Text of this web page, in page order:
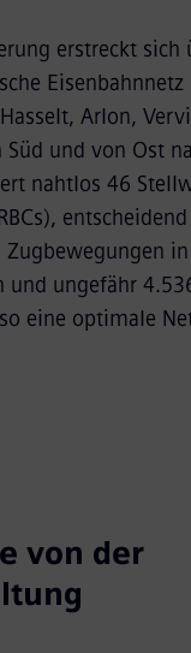
erstreckt sich
Arlon,
und von Ost
nahtlos 46
Zugbewegungen
und ungefähr
eine optimale
von der